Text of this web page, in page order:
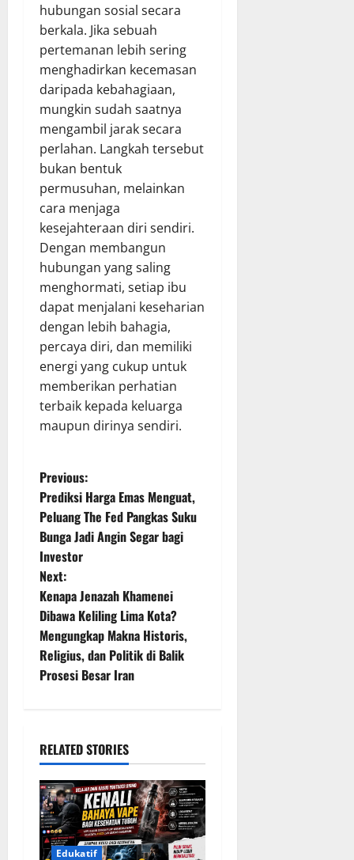
hubungan sosial secara
berkala. Jika sebuah
pertemanan lebih sering
menghadirkan kecemasan
daripada kebahagiaan,
mungkin sudah saatnya
mengambil jarak secara
perlahan. Langkah tersebut
bukan bentuk
permusuhan, melainkan
cara menjaga
kesejahteraan diri sendiri.
Dengan membangun
hubungan yang saling
menghormati, setiap ibu
dapat menjalani keseharian
dengan lebih bahagia,
percaya diri, dan memiliki
energi yang cukup untuk
memberikan perhatian
terbaik kepada keluarga
maupun dirinya sendiri.
P
o
s
t
n
a
v
g
a
t
i
Previous:
Prediksi Harga Emas Menguat,
Peluang The Fed Pangkas Suku
Bunga Jadi Angin Segar bagi
Investor
Next:
Kenapa Jenazah Khamenei
Dibawa Keliling Lima Kota?
Mengungkap Makna Historis,
Religius, dan Politik di Balik
Prosesi Besar Iran
RELATED STORIES
Edukatif